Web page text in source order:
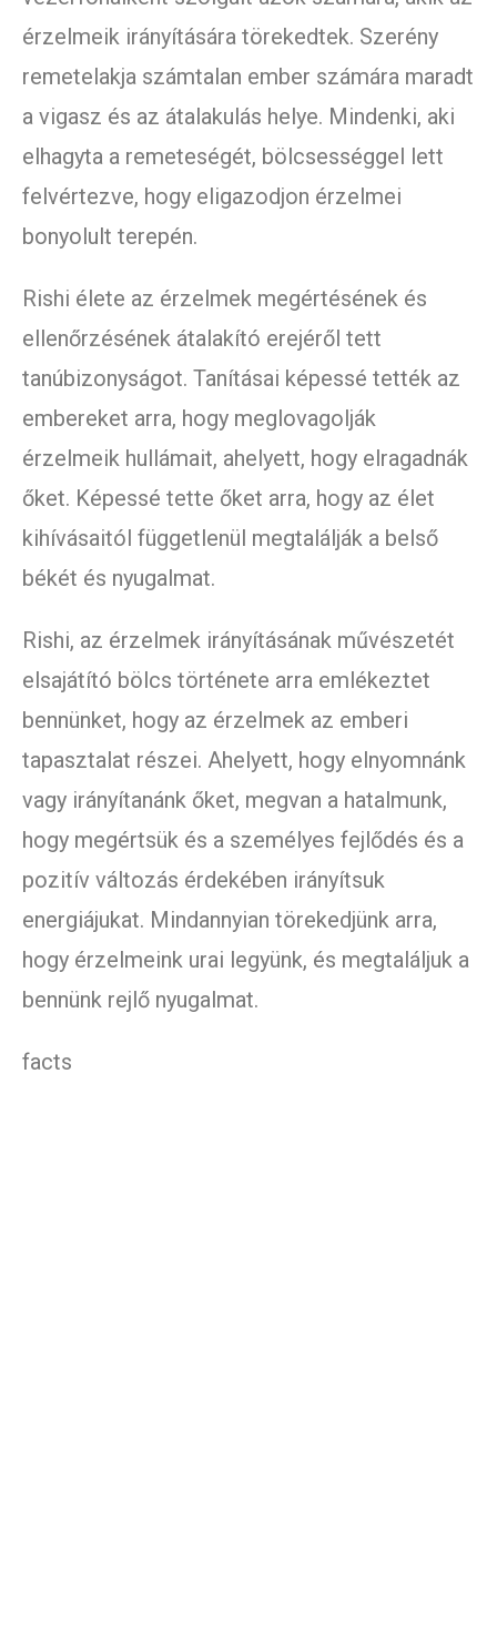
érzelmeik irányítására törekedtek. Szerény
remetelakja számtalan ember számára maradt
a vigasz és az átalakulás helye. Mindenki, aki
elhagyta a remeteségét, bölcsességgel lett
felvértezve, hogy eligazodjon érzelmei
bonyolult terepén.
Rishi élete az érzelmek megértésének és
ellenőrzésének átalakító erejéről tett
tanúbizonyságot. Tanításai képessé tették az
embereket arra, hogy meglovagolják
érzelmeik hullámait, ahelyett, hogy elragadnák
őket. Képessé tette őket arra, hogy az élet
kihívásaitól függetlenül megtalálják a belső
békét és nyugalmat.
Rishi, az érzelmek irányításának művészetét
elsajátító bölcs története arra emlékeztet
bennünket, hogy az érzelmek az emberi
tapasztalat részei. Ahelyett, hogy elnyomnánk
vagy irányítanánk őket, megvan a hatalmunk,
hogy megértsük és a személyes fejlődés és a
pozitív változás érdekében irányítsuk
energiájukat. Mindannyian törekedjünk arra,
hogy érzelmeink urai legyünk, és megtaláljuk a
bennünk rejlő nyugalmat.
facts